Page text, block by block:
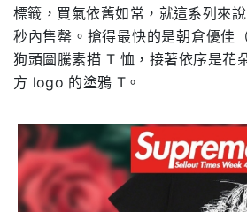
標籤，買氣依舊如常，就這系列來
秒內售罄。搶得最快的是朝倉優佳
狗頭圖騰素描 T 恤，接著依序是花
方 logo 的塗鴉 T。